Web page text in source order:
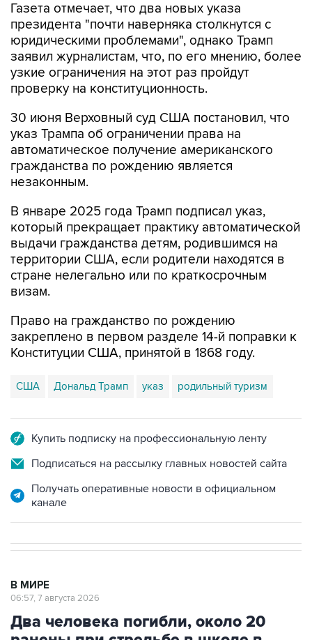
Газета отмечает, что два новых указа
президента "почти наверняка столкнутся с
юридическими проблемами", однако Трамп
заявил журналистам, что, по его мнению, более
узкие ограничения на этот раз пройдут
проверку на конституционность.
30 июня Верховный суд США постановил, что
указ Трампа об ограничении права на
автоматическое получение американского
гражданства по рождению является
незаконным.
В январе 2025 года Трамп подписал указ,
который прекращает практику автоматической
выдачи гражданства детям, родившимся на
территории США, если родители находятся в
стране нелегально или по краткосрочным
визам.
Право на гражданство по рождению
закреплено в первом разделе 14-й поправки к
Конституции США, принятой в 1868 году.
США Дональд Трамп указ родильный туризм
Купить подписку на профессиональную ленту
Подписаться на рассылку главных новостей сайта
Получать оперативные новости в официальном
канале
В МИРЕ
06:57, 7 августа 2026
Два человека погибли, около 20